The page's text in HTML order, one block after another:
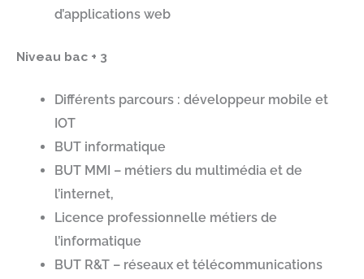
d’applications web
Niveau bac + 3
Différents parcours : développeur mobile et
IOT
BUT informatique
BUT MMI – métiers du multimédia et de
l’internet,
Licence professionnelle métiers de
l’informatique
BUT R&T – réseaux et télécommunications